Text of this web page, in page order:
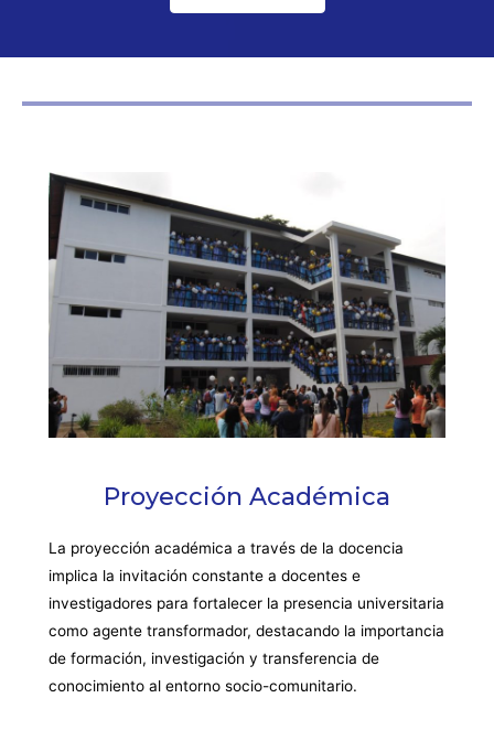
Proyección Académica
La proyección académica a través de la docencia
implica la invitación constante a docentes e
investigadores para fortalecer la presencia universitaria
como agente transformador, destacando la importancia
de formación, investigación y transferencia de
conocimiento al entorno socio-comunitario.